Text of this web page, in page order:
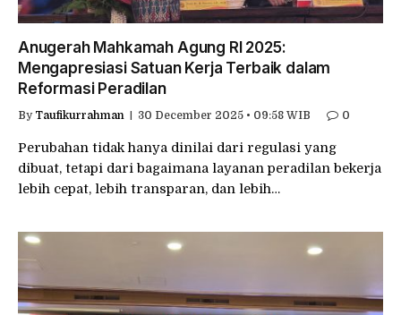
Anugerah Mahkamah Agung RI 2025:
Mengapresiasi Satuan Kerja Terbaik dalam
Reformasi Peradilan
By Taufikurrahman 30 December 2025 • 09:58 WIB 0
Perubahan tidak hanya dinilai dari regulasi yang
dibuat, tetapi dari bagaimana layanan peradilan bekerja
lebih cepat, lebih transparan, dan lebih…